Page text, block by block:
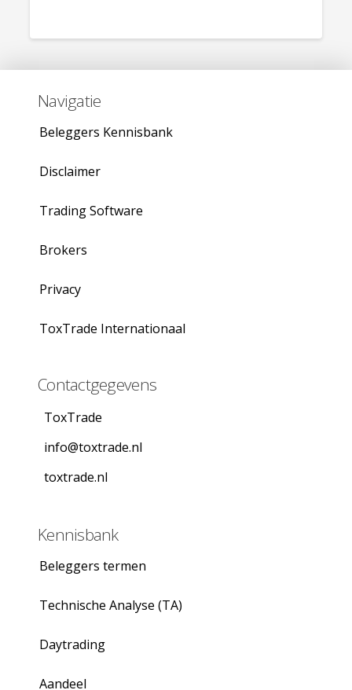
Navigatie
Beleggers Kennisbank
Disclaimer
Trading Software
Brokers
Privacy
ToxTrade Internationaal
Contactgegevens
ToxTrade
info@toxtrade.nl
toxtrade.nl
Kennisbank
Beleggers termen
Technische Analyse (TA)
Daytrading
Aandeel